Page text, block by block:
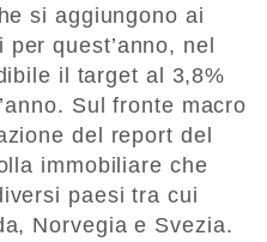
si aggiungono ai
quest’anno, nel
il target al 3,8%
Sul fronte macro
del report del
immobiliare che
paesi tra cui
Norvegia e Svezia.